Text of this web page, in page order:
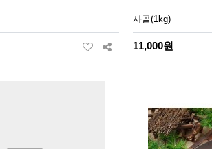
사골(1kg)
11,000원